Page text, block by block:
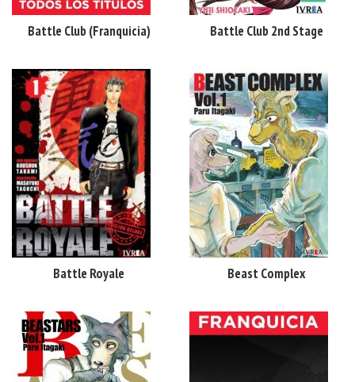
Battle Club (franquicia) Battle Club 2nd Stage
Battle Royale Beast Complex